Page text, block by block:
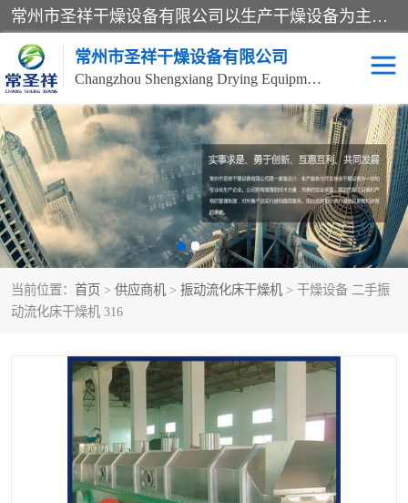
常州市圣祥干燥设备有限公司以生产干燥设备为主导产品，提供：干燥设备、干燥机、混合机、气流干燥机、烘箱、热风循环烘箱、沸腾干燥机、烘干机、喷雾干燥机等产品的生产、制造与销售服务。
常州市圣祥干燥设备有限公司
Changzhou Shengxiang Drying Equipment Co. , Ltd.
当前位置： 首页 > 供应商机 > 振动流化床干燥机 > 干燥设备 二手振
动流化床干燥机 316
单锥真空干燥机 双锥真空干燥机
气流干燥机 滚筒刮板干燥机
干燥机 闪蒸干燥机
桨叶干燥机 高速混合机
粗粉碎机 带式干燥机
单锥螺带真空干燥机 沸腾干燥机
方形圆形真空干燥机 真空耙式干燥机